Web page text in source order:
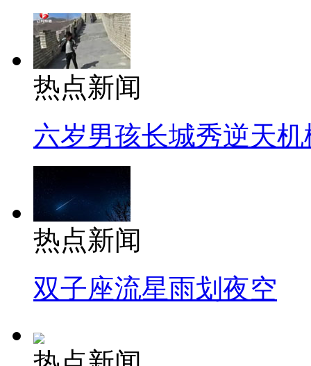
热点新闻
六岁男孩长城秀逆天机
热点新闻
双子座流星雨划夜空